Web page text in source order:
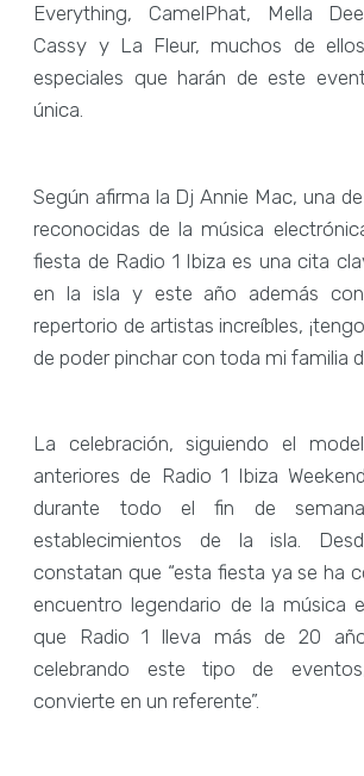
Everything, CamelPhat, Mella
Cassy y La Fleur, muchos de
especiales que harán de este
única.
Según afirma la Dj Annie Mac, una
reconocidas de la música
fiesta de Radio 1 Ibiza es una cita
en la isla y este año además
repertorio de artistas increíbles,
de poder pinchar con toda mi familia
La celebración, siguiendo el
anteriores de Radio 1 Ibiza
durante todo el fin de
establecimientos de la isla.
constatan que “esta fiesta ya se ha
encuentro legendario de la música
que Radio 1 lleva más de 20
celebrando este tipo de
convierte en un referente”.